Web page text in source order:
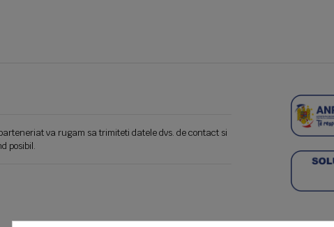
va rugam sa trimiteti datele dvs. de contact si
posibil.